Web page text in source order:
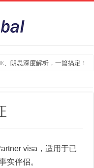
、朗思深度解析，一篇搞定！
visa，适用于已
实伴侣。